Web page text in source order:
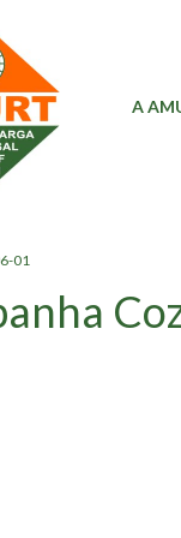
A
01